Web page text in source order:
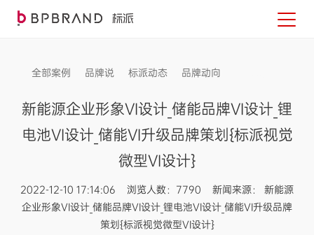
全部案例 品牌说 标派动态 品牌动向
新能源企业形象VI设计_储能品牌VI设计_锂
电池VI设计_储能VI升级品牌策划{标派视觉
微型VI设计}
2022-12-10 17:14:06 浏览人数：7790 新闻来源： 新能源
企业形象VI设计_储能品牌VI设计_锂电池VI设计_储能VI升级品牌
策划{标派视觉微型VI设计}